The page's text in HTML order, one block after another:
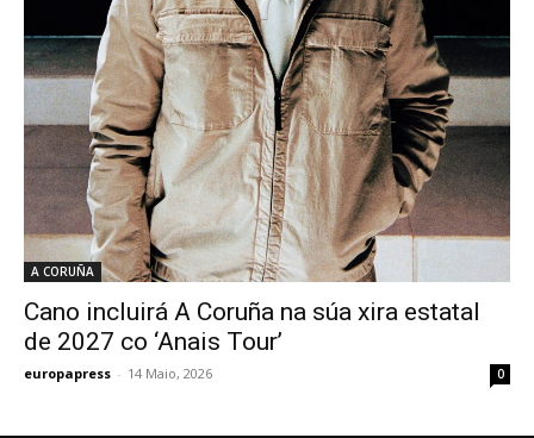
A CORUÑA
Cano incluirá A Coruña na súa xira estatal
de 2027 co ‘Anais Tour’
europapress - 14 Maio, 2026 0